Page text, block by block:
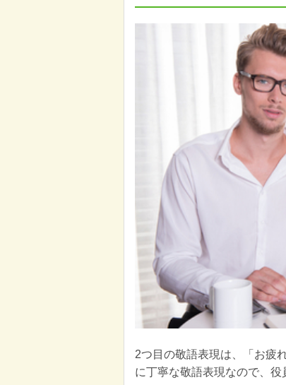
2つ目の敬語表現は、「お疲
に丁寧な敬語表現なので、役